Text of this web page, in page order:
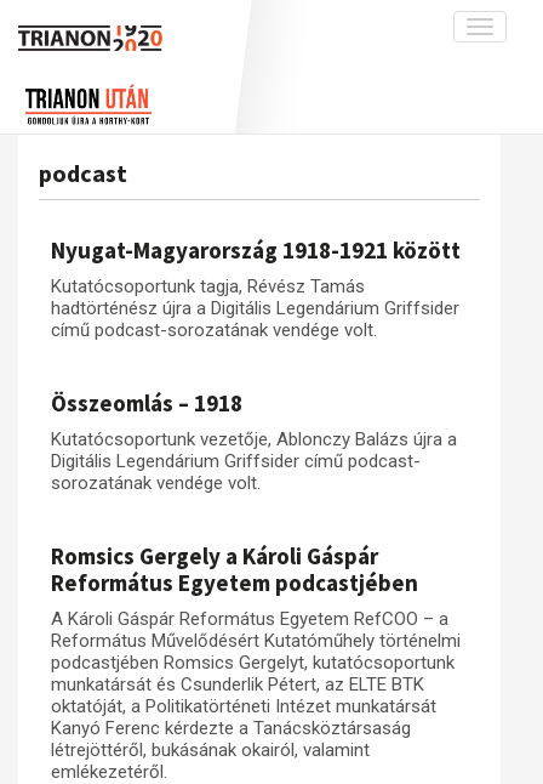
Toggle
A békerendszer megszilárdulása
Utókor és emlékezet
Adatbázis
Emlékművek (feltöltés alatt)
Trianon-kommentár
Dokumentumok
Műhelymunkák
podcast
Nyugat-Magyarország 1918-1921 között
Kutatócsoportunk tagja, Révész Tamás
hadtörténész újra a Digitális Legendárium Griffsider
című podcast-sorozatának vendége volt.
Összeomlás – 1918
Kutatócsoportunk vezetője, Ablonczy Balázs újra a
Digitális Legendárium Griffsider című podcast-
sorozatának vendége volt.
Romsics Gergely a Károli Gáspár
Református Egyetem podcastjében
A Károli Gáspár Református Egyetem RefCOO – a
Református Művelődésért Kutatóműhely történelmi
podcastjében Romsics Gergelyt, kutatócsoportunk
munkatársát és Csunderlik Pétert, az ELTE BTK
oktatóját, a Politikatörténeti Intézet munkatársát
Kanyó Ferenc kérdezte a Tanácsköztársaság
létrejöttéről, bukásának okairól, valamint
emlékezetéről.